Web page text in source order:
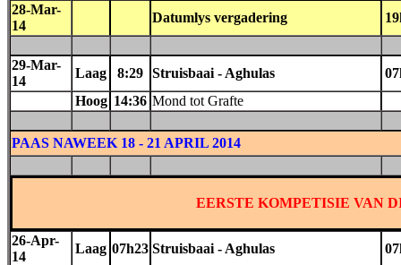
28-Mar-
14
Datumlys vergadering
29-Mar-
14
Laag 8:29 Struisbaai - Aghulas
Hoog 14:36 Mond tot Grafte
PAAS NAWEEK 18 - 21 APRIL 2014
EERSTE KOMPETISIE VAN
26-Apr-
14
Laag 07h23 Struisbaai - Aghulas